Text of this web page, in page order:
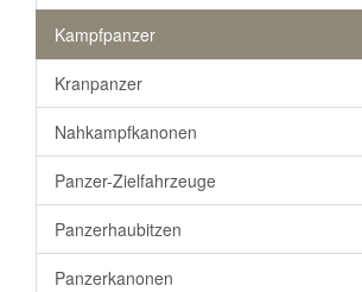
Kampfpanzer
Kranpanzer
Nahkampfkanonen
Panzer-Zielfahrzeuge
Panzerhaubitzen
Panzerkanonen